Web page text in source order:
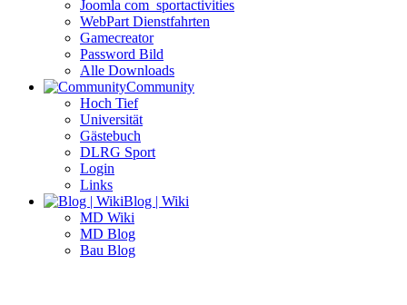
Joomla com_sportactivities
WebPart Dienstfahrten
Gamecreator
Password Bild
Alle Downloads
Community
Hoch Tief
Universität
Gästebuch
DLRG Sport
Login
Links
Blog | Wiki
MD Wiki
MD Blog
Bau Blog